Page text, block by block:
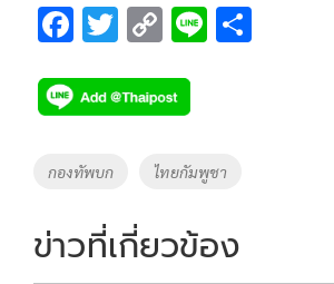
F
e
b
o
k
T
tt
er
C
p
y
Li
k
Li
Tags
กองทัพบก ไทยกัมพูชา
ข่าวที่เกี่ยวข้อง